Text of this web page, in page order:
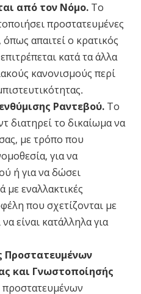
από τον Νόμο. Το
προστατευμένες
απαιτεί ο κρατικός
κατά τα άλλα
κανονισμούς περί
Ραντεβού. Το
διατηρεί το δικαίωμα να
με τρόπο που
για να
ή για να δώσει
με εναλλακτικές
που σχετίζονται με
είναι κατάλληλα για
Προστατευμένων
και Γνωστοποίησής
προστατευμένων